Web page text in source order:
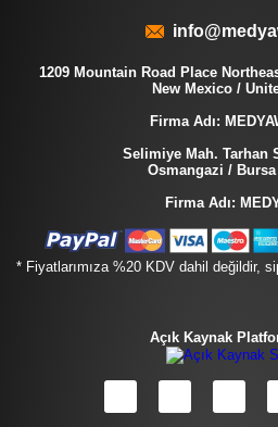
1209 Mountain Road Place
New Mexico /
Firma Adı:
Selimiye Mah. Tarhan
Osmangazi /
Firma Adı:
* Fiyatlarımıza %20 KDV dahil değildir,
Açık Kaynak